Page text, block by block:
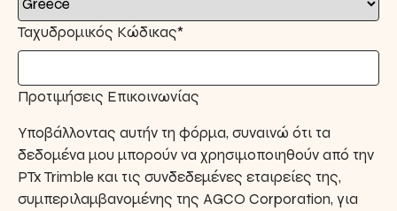
Ταχυδρομικός Κώδικας*
Προτιμήσεις Επικοινωνίας
Υποβάλλοντας αυτήν τη φόρμα, συναινώ ότι τα
δεδομένα μου μπορούν να χρησιμοποιηθούν από την
PTx Trimble και τις συνδεδεμένες εταιρείες της,
συμπεριλαμβανομένης της AGCO Corporation, για